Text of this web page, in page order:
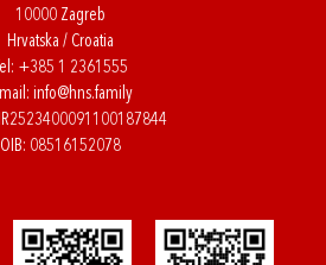
10000 Zagreb
Hrvatska / Croatia
+385 1 2361555
info@hns.family
OIB: 08516152078